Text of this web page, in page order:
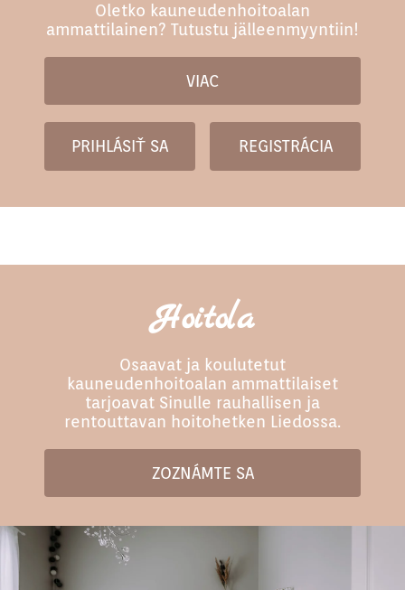
Oletko kauneudenhoitoalan
ammattilainen? Tutustu jälleenmyyntiin!
VIAC
PRIHLÁSIŤ SA REGISTRÁCIA
Hoitola
Osaavat ja koulutetut
kauneudenhoitoalan ammattilaiset
tarjoavat Sinulle rauhallisen ja
rentouttavan hoitohetken Liedossa.
ZOZNÁMTE SA